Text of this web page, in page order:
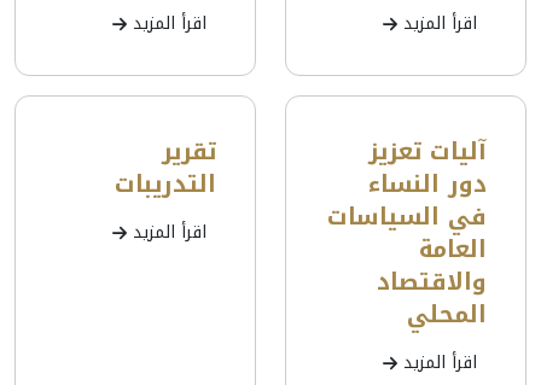
اقرأ المزيد اقرأ المزيد
آليات تعزيز
دور النساء
في السياسات
العامة
والاقتصاد
المحلي
اقرأ المزيد
تقرير
التدريبات
اقرأ المزيد